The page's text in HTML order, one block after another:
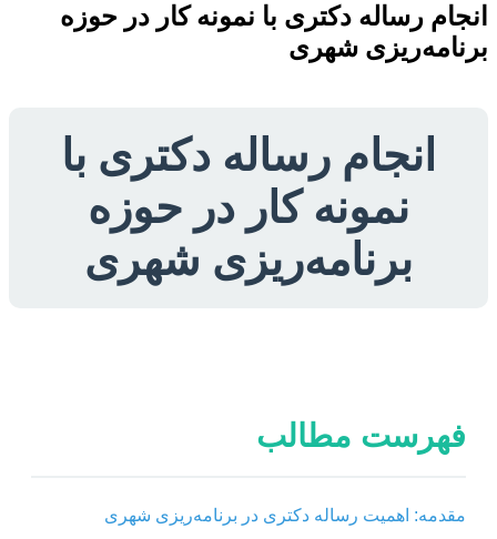
انجام رساله دکتری با نمونه کار در حوزه
برنامه‌ریزی شهری
انجام رساله دکتری با
نمونه کار در حوزه
برنامه‌ریزی شهری
فهرست مطالب
مقدمه: اهمیت رساله دکتری در برنامه‌ریزی شهری